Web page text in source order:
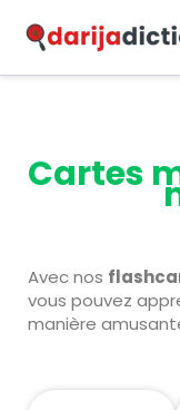
contenu
Inicio ›
Cartes
Avec nos
vous pouvez
manière